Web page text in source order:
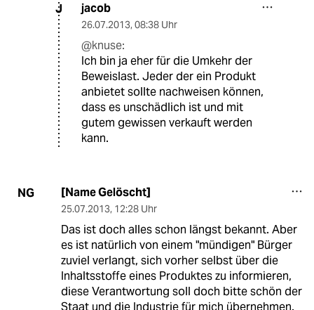
J jacob
26.07.2013, 08:38 Uhr
@knuse:
Ich bin ja eher für die Umkehr der
Beweislast. Jeder der ein Produkt
anbietet sollte nachweisen können,
dass es unschädlich ist und mit
gutem gewissen verkauft werden
kann.
NG [Name Gelöscht]
25.07.2013, 12:28 Uhr
Das ist doch alles schon längst bekannt. Aber
es ist natürlich von einem "mündigen" Bürger
zuviel verlangt, sich vorher selbst über die
Inhaltsstoffe eines Produktes zu informieren,
diese Verantwortung soll doch bitte schön der